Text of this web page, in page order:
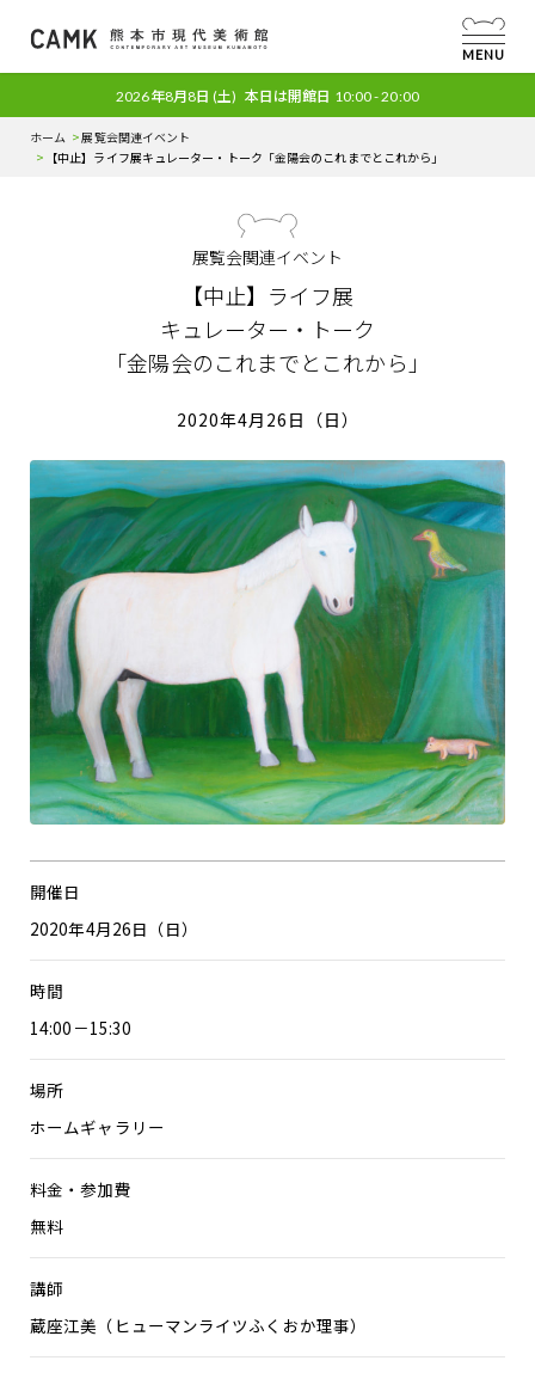
MENU
2026年8月8日 (土) 本日は開館日 10:00 - 20:00
ホーム
展覧会関連イベント
【中止】ライフ展キュレーター・トーク 「金陽会のこれまでとこれから」
展覧会関連イベント
【中止】ライフ展
キュレーター・トーク
「金陽会のこれまでとこれから」
2020年4月26日（日）
開催日
2020年4月26日（日）
時間
14:00－15:30
場所
ホームギャラリー
料金・参加費
無料
講師
蔵座江美（ヒューマンライツふくおか理事）